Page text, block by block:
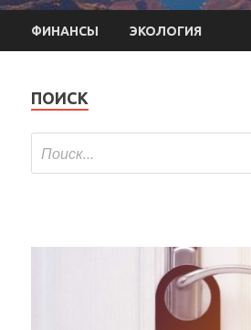
ФИНАНСЫ ЭКОЛОГИЯ
ПОИСК